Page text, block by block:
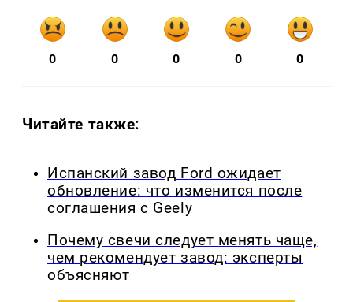
0 0 0 0 0
Читайте также:
Испанский завод Ford ожидает
обновление: что изменится после
соглашения с Geely
Почему свечи следует менять чаще,
чем рекомендует завод: эксперты
объясняют